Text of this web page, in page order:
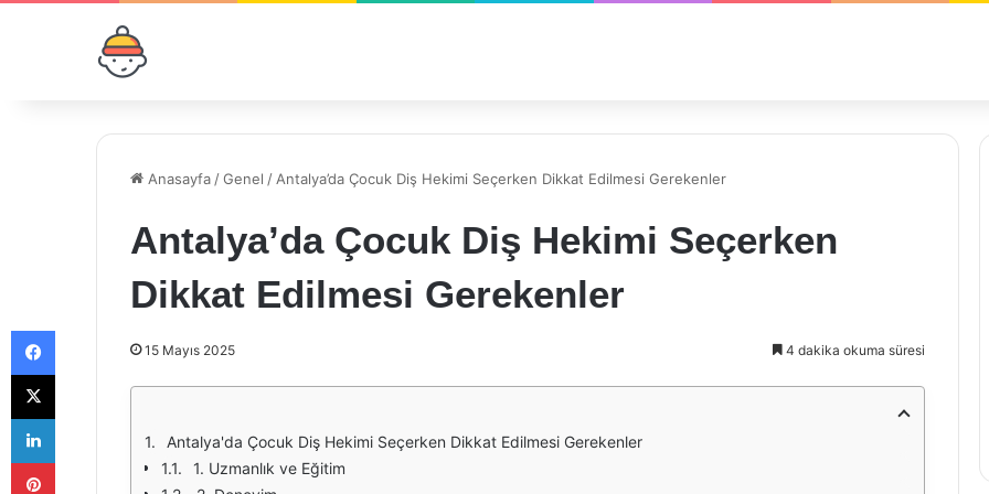
Anasayfa /Genel / Antalya’da Çocuk Diş Hekimi Seçerken Dikkat Edilmesi Gerekenler
Antalya’da Çocuk Diş Hekimi Seçerken
Dikkat Edilmesi Gerekenler
15 Mayıs 2025 4 dakika okuma süresi
Antalya'da Çocuk Diş Hekimi Seçerken Dikkat Edilmesi Gerekenler
1. Uzmanlık ve Eğitim
Facebook
X
LinkedIn
Pinterest